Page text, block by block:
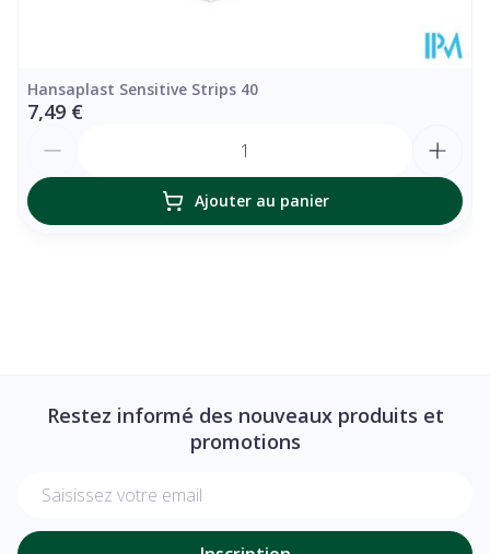
Hansaplast Sensitive Strips 40
7,49 €
Ajouter au panier
Restez informé des nouveaux produits et
promotions